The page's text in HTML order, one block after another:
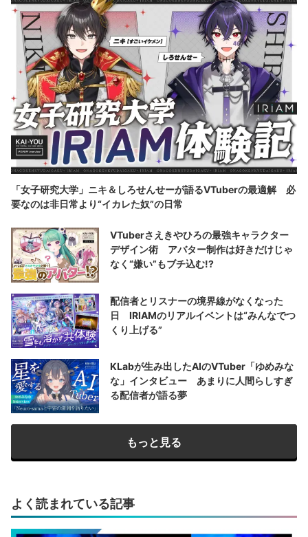
「女子研究大学」ニキ＆しろせんせーが語るVTuberの最適解 必
要なのは非日常より“イカレた奴”の日常
VTuberさえきやひろの最強キャラクター
デザイン術 アバター制作は好きだけじゃ
なく“嫌い”もブチ込む!?
配信者とリスナーの境界線がなくなった
日 IRIAMのリアルイベントは“みんなでつ
くり上げる”
KLabが生み出したAIのVTuber「ゆめみな
な」インタビュー あまりに人間らしすぎ
る配信者が語る夢
もっと見る
よく読まれている記事